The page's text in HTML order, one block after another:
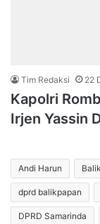
Tim Redaksi 22
Kapolri
Irjen Yassin
Andi Harun
dprd balikpapan
DPRD Samarinda